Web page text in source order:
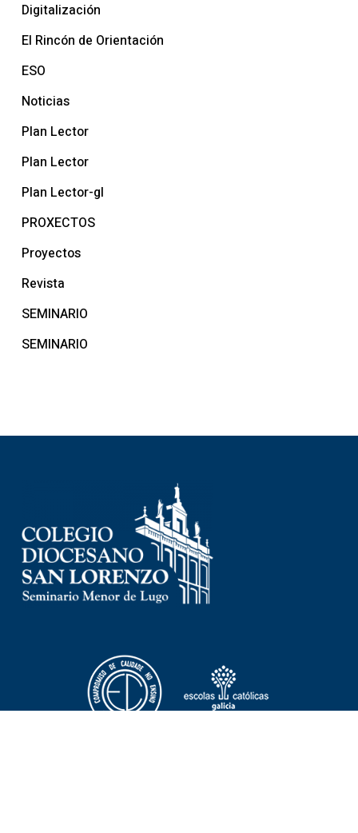
Digitalización
El Rincón de Orientación
ESO
Noticias
Plan Lector
Plan Lector
Plan Lector-gl
PROXECTOS
Proyectos
Revista
SEMINARIO
SEMINARIO